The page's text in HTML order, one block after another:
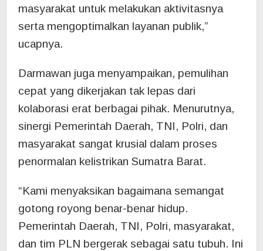
masyarakat untuk melakukan aktivitasnya
serta mengoptimalkan layanan publik,”
ucapnya.
Darmawan juga menyampaikan, pemulihan
cepat yang dikerjakan tak lepas dari
kolaborasi erat berbagai pihak. Menurutnya,
sinergi Pemerintah Daerah, TNI, Polri, dan
masyarakat sangat krusial dalam proses
penormalan kelistrikan Sumatra Barat.
“Kami menyaksikan bagaimana semangat
gotong royong benar-benar hidup.
Pemerintah Daerah, TNI, Polri, masyarakat,
dan tim PLN bergerak sebagai satu tubuh. Ini